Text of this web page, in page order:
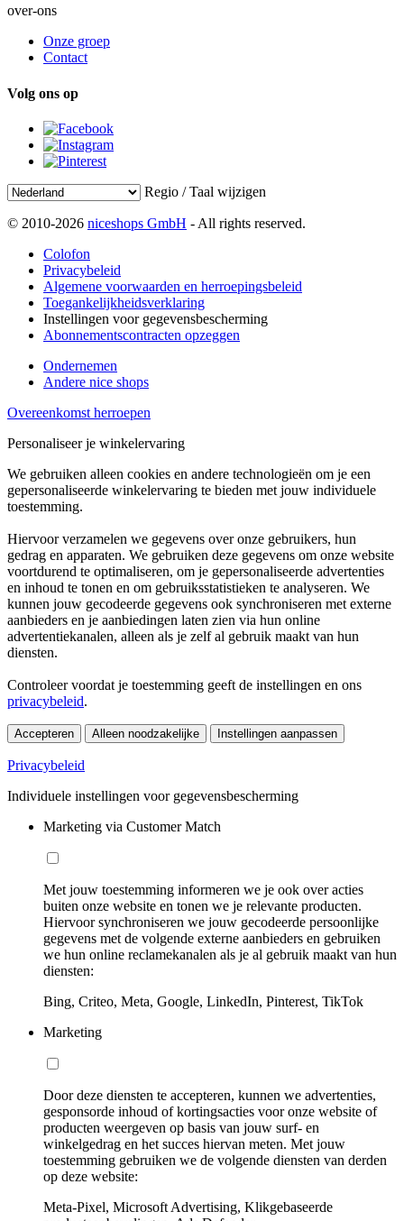
over-ons
Onze groep
Contact
Volg ons op
Regio / Taal wijzigen
© 2010-2026 niceshops GmbH - All rights reserved.
Colofon
Privacybeleid
Algemene voorwaarden en herroepingsbeleid
Toegankelijkheidsverklaring
Instellingen voor gegevensbescherming
Abonnementscontracten opzeggen
Ondernemen
Andere nice shops
Overeenkomst herroepen
Personaliseer je winkelervaring
We gebruiken alleen cookies en andere technologieën om je een
gepersonaliseerde winkelervaring te bieden met jouw individuele
toestemming.
Hiervoor verzamelen we gegevens over onze gebruikers, hun
gedrag en apparaten. We gebruiken deze gegevens om onze website
voortdurend te optimaliseren, om je gepersonaliseerde advertenties
en inhoud te tonen en om gebruiksstatistieken te analyseren. We
kunnen jouw gecodeerde gegevens ook synchroniseren met externe
aanbieders en je aanbiedingen laten zien via hun online
advertentiekanalen, alleen als je zelf al gebruik maakt van hun
diensten.
Controleer voordat je toestemming geeft de instellingen en ons
privacybeleid.
Accepteren Alleen noodzakelijke Instellingen aanpassen
Privacybeleid
Individuele instellingen voor gegevensbescherming
Marketing via Customer Match
Met jouw toestemming informeren we je ook over acties
buiten onze website en tonen we je relevante producten.
Hiervoor synchroniseren we jouw gecodeerde persoonlijke
gegevens met de volgende externe aanbieders en gebruiken
we hun online reclamekanalen als je al gebruik maakt van hun
diensten:
Bing, Criteo, Meta, Google, LinkedIn, Pinterest, TikTok
Marketing
Door deze diensten te accepteren, kunnen we advertenties,
gesponsorde inhoud of kortingsacties voor onze website of
producten weergeven op basis van jouw surf- en
winkelgedrag en het succes hiervan meten. Met jouw
toestemming gebruiken we de volgende diensten van derden
op deze website:
Meta-Pixel, Microsoft Advertising, Klikgebaseerde